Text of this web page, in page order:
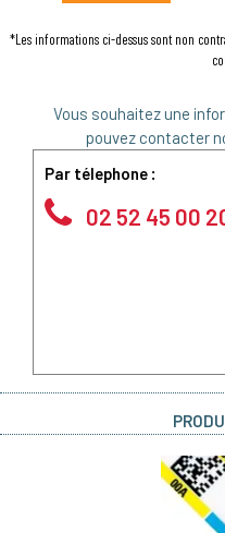
*Les informations ci-dessus sont non
Vous souhaitez une
pouvez contacter
Par télephone :
02 52 45 00